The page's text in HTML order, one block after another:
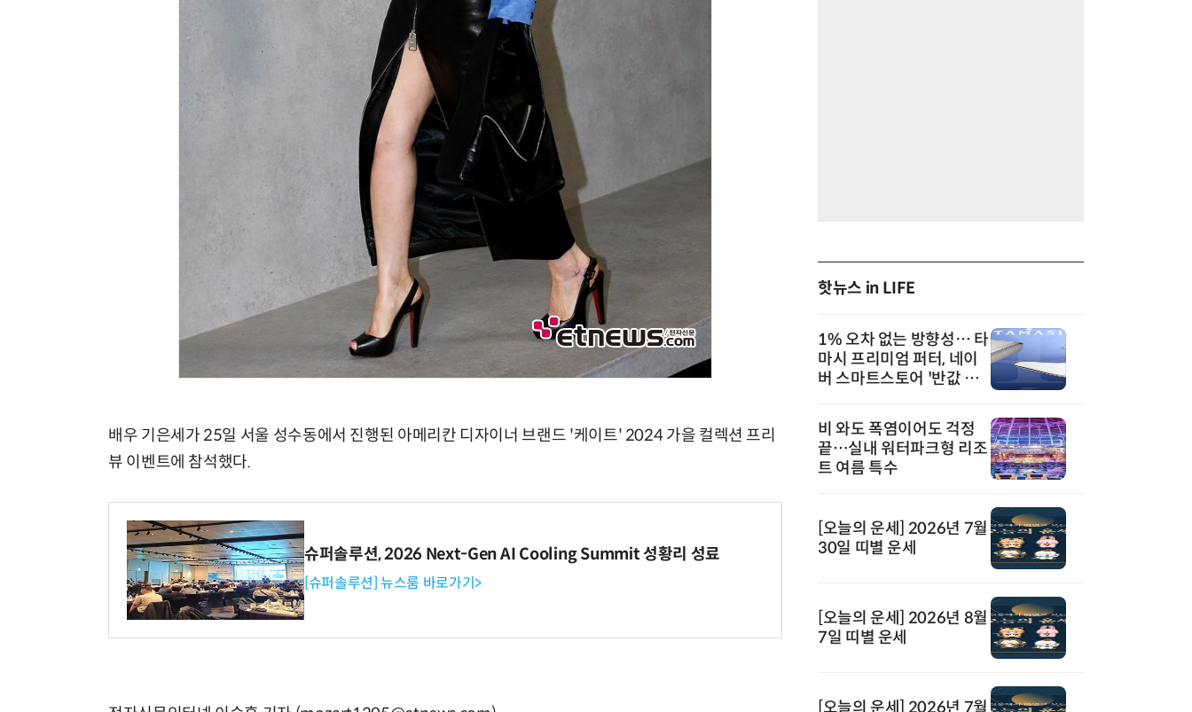
배우 기은세가 25일 서울 성수동에서 진행된 아메리칸 디자이너 브랜드 '케이트' 2024 가을 컬렉션 프리
뷰 이벤트에 참석했다.
슈퍼솔루션, 2026 Next-Gen AI Cooling Summit 성황리 성료
[슈퍼솔루션] 뉴스룸 바로가기>
핫뉴스 in LIFE
1% 오차 없는 방향성… 타
마시 프리미엄 퍼터, 네이
버 스마트스토어 '반값 할
비 와도 폭염이어도 걱정
끝…실내 워터파크형 리조
트 여름 특수
[오늘의 운세] 2026년 7월
30일 띠별 운세
[오늘의 운세] 2026년 8월
7일 띠별 운세
[오늘의 운세] 2026년 7월